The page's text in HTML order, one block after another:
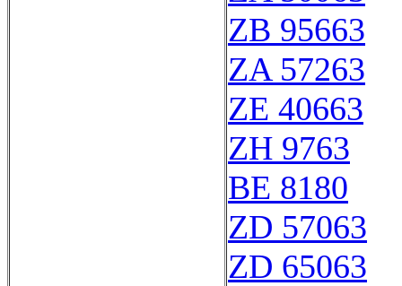
ZB 95663
ZA 57263
ZE 40663
ZH 9763
BE 8180
ZD 57063
ZD 65063